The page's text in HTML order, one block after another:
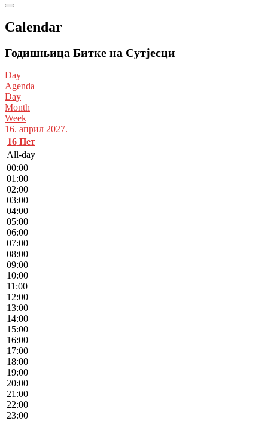
Calendar
Годишњица Битке на Сутјесци
Day
Agenda
Day
Month
Week
16. април 2027.
16 Пет
All-day
00:00
01:00
02:00
03:00
04:00
05:00
06:00
07:00
08:00
09:00
10:00
11:00
12:00
13:00
14:00
15:00
16:00
17:00
18:00
19:00
20:00
21:00
22:00
23:00